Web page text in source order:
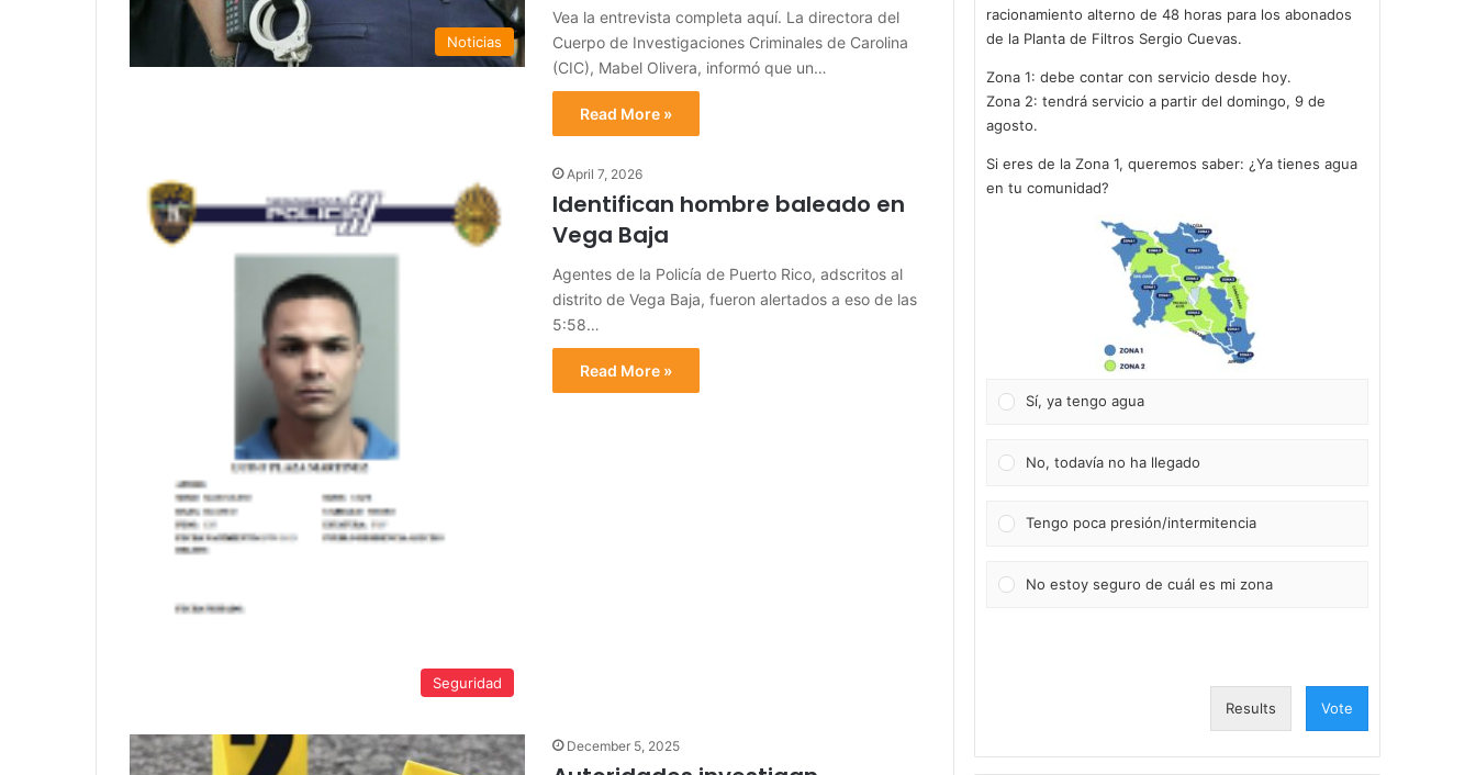
Noticias
Vea la entrevista completa aquí. La directora del
Cuerpo de Investigaciones Criminales de Carolina
(CIC), Mabel Olivera, informó que un…
Read More »
Seguridad
April 7, 2026
Identifican hombre baleado en
Vega Baja
Agentes de la Policía de Puerto Rico, adscritos al
distrito de Vega Baja, fueron alertados a eso de las
5:58…
Read More »
December 5, 2025
racionamiento alterno de 48 horas para los abonados
de la Planta de Filtros Sergio Cuevas.
Zona 1: debe contar con servicio desde hoy.
Zona 2: tendrá servicio a partir del domingo, 9 de
agosto.
Si eres de la Zona 1, queremos saber: ¿Ya tienes agua
en tu comunidad?
Sí, ya tengo agua
No, todavía no ha llegado
Tengo poca presión/intermitencia
No estoy seguro de cuál es mi zona
Results Vote